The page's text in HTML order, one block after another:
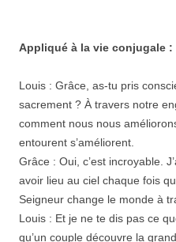
Appliqué à la vie conjugale :
Louis : Grâce, as-tu pris
sacrement ? À travers notre
comment nous nous
entourent s’améliorent.
Grâce : Oui, c’est incroyable.
avoir lieu au ciel chaque fois
Seigneur change le monde à
Louis : Et je ne te dis pas ce
qu’un couple découvre la